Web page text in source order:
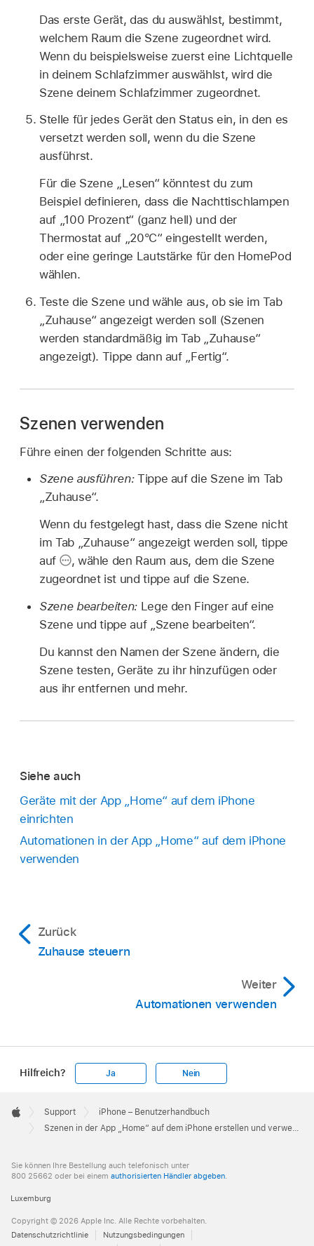
Das erste Gerät, das du auswählst, bestimmt,
welchem Raum die Szene zugeordnet wird.
Wenn du beispielsweise zuerst eine Lichtquelle
in deinem Schlafzimmer auswählst, wird die
Szene deinem Schlafzimmer zugeordnet.
Stelle für jedes Gerät den Status ein, in den es
versetzt werden soll, wenn du die Szene
ausführst.
Für die Szene „Lesen“ könntest du zum
Beispiel definieren, dass die Nachttischlampen
auf „100 Prozent“ (ganz hell) und der
Thermostat auf „20°C“ eingestellt werden,
oder eine geringe Lautstärke für den HomePod
wählen.
Teste die Szene und wähle aus, ob sie im Tab
„Zuhause“ angezeigt werden soll (Szenen
werden standardmäßig im Tab „Zuhause“
angezeigt). Tippe dann auf „Fertig“.
Szenen verwenden
Führe einen der folgenden Schritte aus:
Szene ausführen: Tippe auf die Szene im Tab
„Zuhause“.
Wenn du festgelegt hast, dass die Szene nicht
im Tab „Zuhause“ angezeigt werden soll, tippe
auf
, wähle den Raum aus, dem die Szene
zugeordnet ist und tippe auf die Szene.
Szene bearbeiten: Lege den Finger auf eine
Szene und tippe auf „Szene bearbeiten“.
Du kannst den Namen der Szene ändern, die
Szene testen, Geräte zu ihr hinzufügen oder
aus ihr entfernen und mehr.
Siehe auch
Geräte mit der App „Home“ auf dem iPhone
einrichten
Automationen in der App „Home“ auf dem iPhone
verwenden
Zurück
Zuhause steuern
Weiter
Automationen verwenden
Hilfreich? Ja Nein
Footer

Apple
Support
iPhone – Benutzerhandbuch
Szenen in der App „Home“ auf dem iPhone erstellen und verwenden
Sie können Ihre Bestellung auch telefonisch unter
800 25662 oder bei einem authorisierten Händler abgeben.
Luxemburg
Copyright © 2026 Apple Inc. Alle Rechte vorbehalten.
Datenschutzrichtlinie
Nutzungsbedingungen